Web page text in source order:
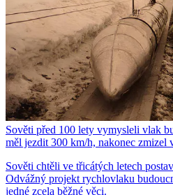
Sověti před 100 lety vymysleli vlak
měl jezdit 300 km/h, nakonec zmizel
Sověti chtěli ve třicátých letech
Odvážný projekt rychlovlaku
jedné zcela běžné věci.